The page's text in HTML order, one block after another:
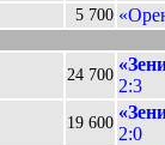
5 700
24 700
2:3
19 600
2:0